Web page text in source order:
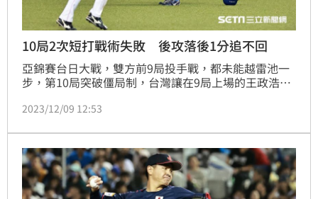
10局2次短打戰術失敗 後攻落後1分追不回
亞錦賽台日大戰，雙方前9局投手戰，都未能越雷池一
步，第10局突破僵局制，台灣讓在9局上場的王政浩續
分，落後1分的台灣是後攻球隊，其實還是有大好機會
敗，結果被三振，林靖凱再點，結果點成小飛球被投手
接殺，最後拿莫．伊漾一上來打第1球雖然打得紮實，
卻直向外野手飛去被接殺，最後仍1分飲恨。
2023/12/09 12:53